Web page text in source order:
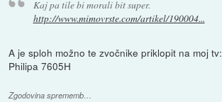
Kaj pa tile bi morali bit super.
http://www.mimovrste.com/artikel/190004...
A je sploh možno te zvočnike priklopit na moj tv:
Philipa 7605H
Zgodovina sprememb…